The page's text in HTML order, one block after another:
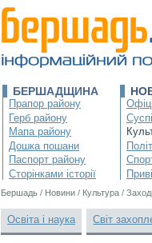
БЕРШАДЩИНА
Прапор району
Герб району
Мапа району
Дошка пошани
Паспорт району
Сторінками історії
Бершадь / Новини / Культура /
Освіта і наука Світ